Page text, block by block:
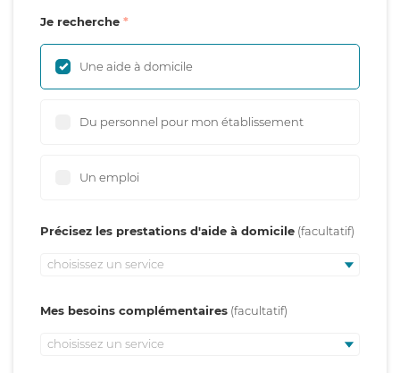
Je recherche
Une aide à domicile
Du personnel pour mon établissement
Un emploi
Précisez les prestations d'aide à domicile
choisissez un service
Mes besoins complémentaires
choisissez un service